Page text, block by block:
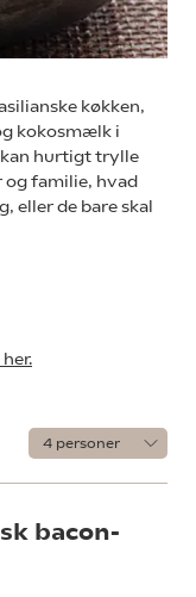
køkken,
kokosmælk i
kan hurtigt trylle
familie, hvad
eller de bare skal
bacon-